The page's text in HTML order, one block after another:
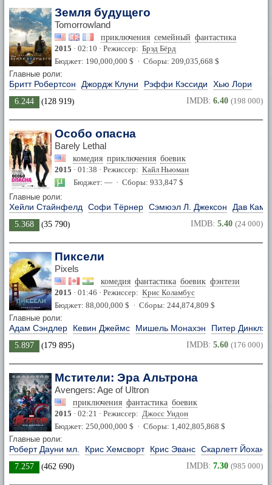
Земля будущего
Tomorrowland
приключения семейный фантастика
2015 · 02:10 · Режиссер: Брэд Бёрд
Бюджет: 190,000,000 $ · Сборы: 209,035,668 $
Главные роли:
Бритт Робертсон Джордж Клуни Рэффи Кэссиди Хью Лори
6.244 (128 919) IMDB: 6.40 (198 000)
Особо опасна
Barely Lethal
комедия приключения боевик
2015 · 01:38 · Режиссер: Кайл Ньюман
Бюджет: — · Сборы: 933,847 $
Главные роли:
Хейли Стайнфелд Софи Тёрнер Сэмюэл Л. Джексон Дав
5.368 (35 790) IMDB: 5.40 (24 000)
Пиксели
Pixels
комедия фантастика боевик фэнтези
2015 · 01:46 · Режиссер: Крис Коламбус
Бюджет: 88,000,000 $ · Сборы: 244,874,809 $
Главные роли:
Адам Сэндлер Кевин Джеймс Мишель Монахэн Питер
5.897 (179 895) IMDB: 5.60 (176 000)
Мстители: Эра Альтрона
Avengers: Age of Ultron
приключения фантастика боевик
2015 · 02:21 · Режиссер: Джосс Уидон
Бюджет: 250,000,000 $ · Сборы: 1,402,805,868 $
Главные роли:
Роберт Дауни мл. Крис Хемсворт Крис Эванс Скарлетт
7.257 (462 690) IMDB: 7.30 (985 000)